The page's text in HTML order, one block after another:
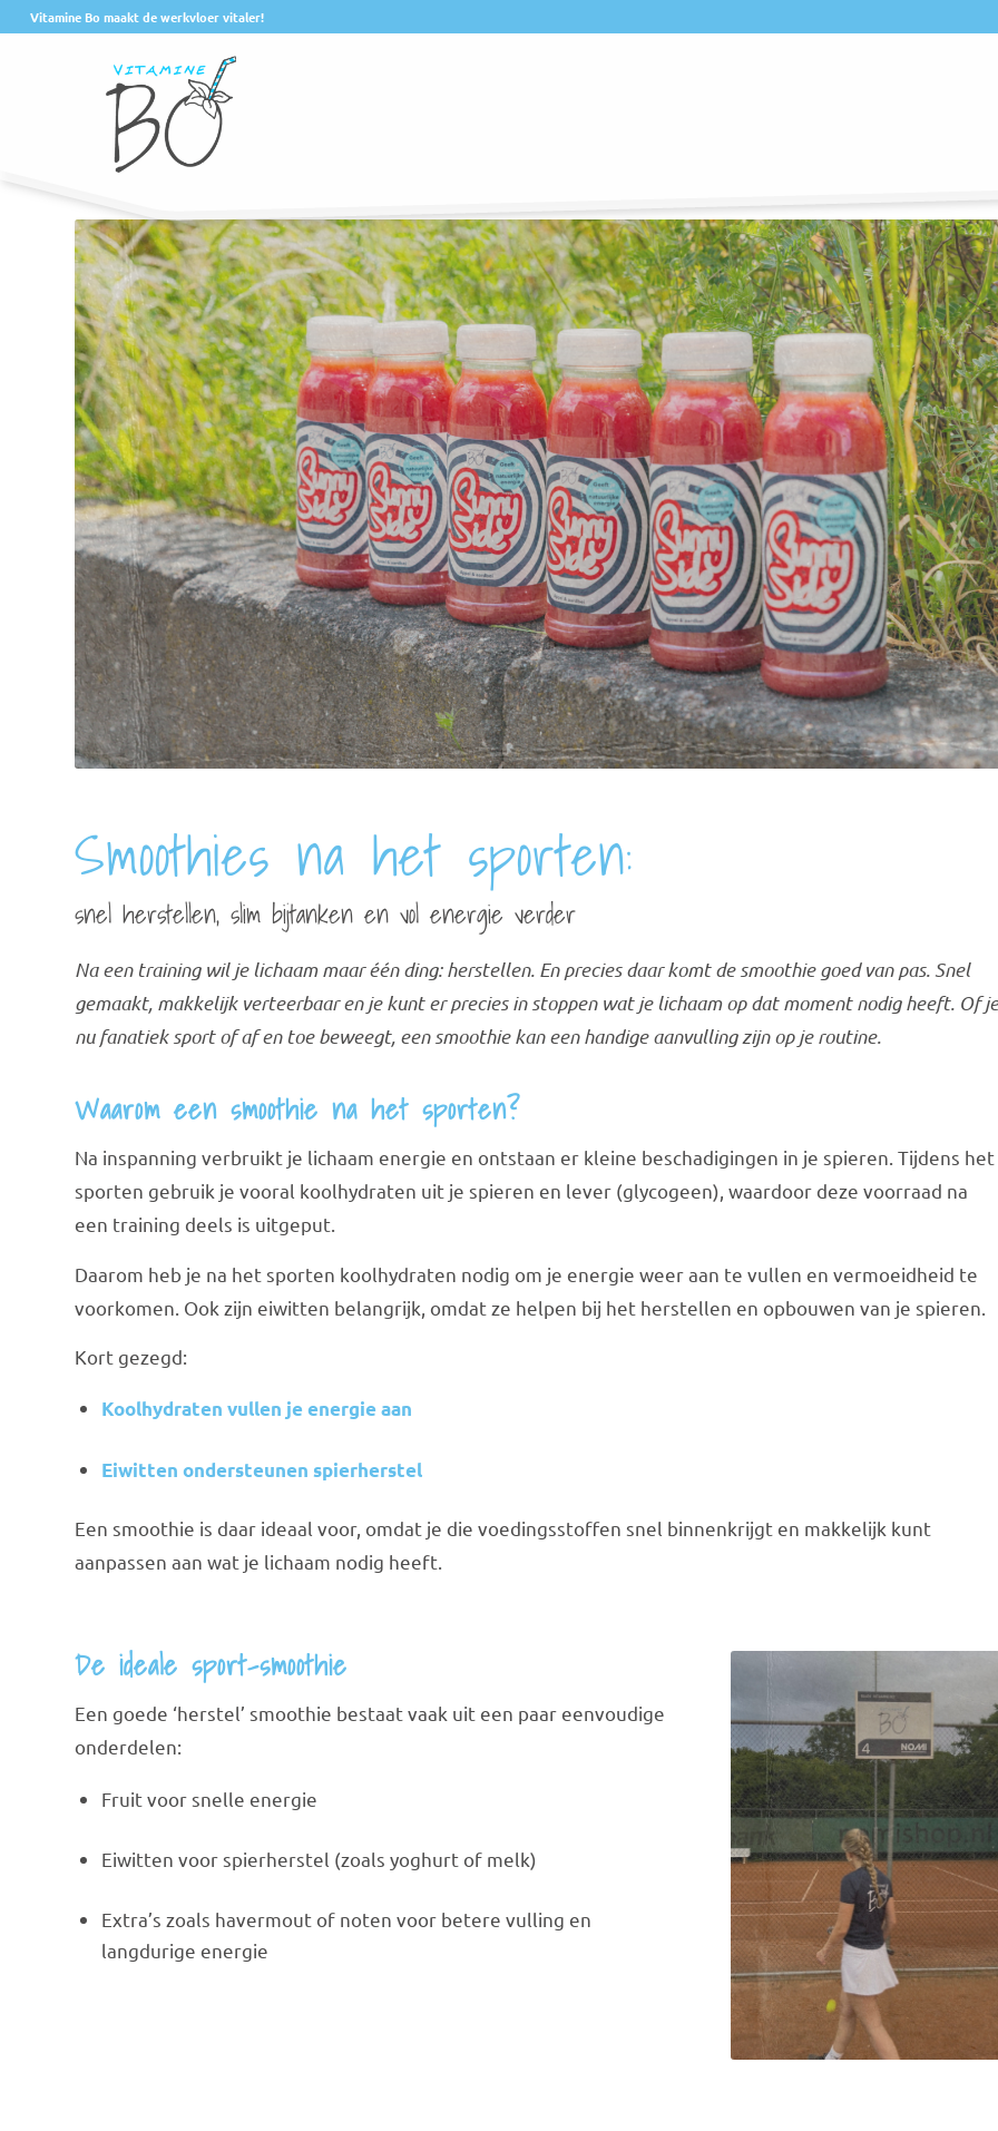
Vitamine Bo maakt de werkvloer vitaler!
Smoothies na het sporten:
snel herstellen, slim bijtanken en vol energie verder
Na een training wil je lichaam maar één ding: herstellen. En precies daar komt de smoothie goed van pas. Snel
gemaakt, makkelijk verteerbaar en je kunt er precies in stoppen wat je lichaam op dat moment nodig heeft. Of je
nu fanatiek sport of af en toe beweegt, een smoothie kan een handige aanvulling zijn op je routine.
Waarom een smoothie na het sporten?
Na inspanning verbruikt je lichaam energie en ontstaan er kleine beschadigingen in je spieren. Tijdens het
sporten gebruik je vooral koolhydraten uit je spieren en lever (glycogeen), waardoor deze voorraad na
een training deels is uitgeput.
Daarom heb je na het sporten koolhydraten nodig om je energie weer aan te vullen en vermoeidheid te
voorkomen. Ook zijn eiwitten belangrijk, omdat ze helpen bij het herstellen en opbouwen van je spieren.
Kort gezegd:
Koolhydraten vullen je energie aan
Eiwitten ondersteunen spierherstel
Een smoothie is daar ideaal voor, omdat je die voedingsstoffen snel binnenkrijgt en makkelijk kunt
aanpassen aan wat je lichaam nodig heeft.
De ideale sport-smoothie
Een goede ‘herstel’ smoothie bestaat vaak uit een paar eenvoudige
onderdelen:
Fruit voor snelle energie
Eiwitten voor spierherstel (zoals yoghurt of melk)
Extra’s zoals havermout of noten voor betere vulling en
langdurige energie